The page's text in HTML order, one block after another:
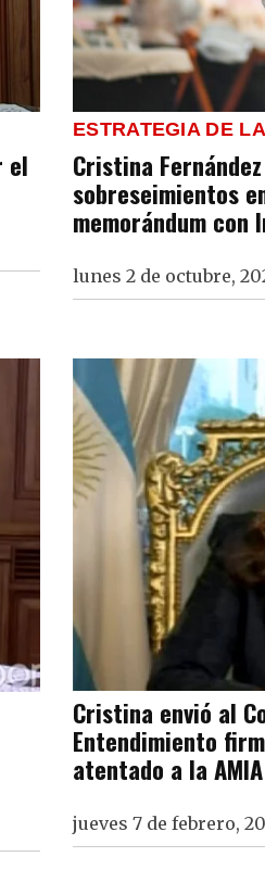
el
ESTRATEGIA DE
Cristina
sobreseimientos
memorándum con
lunes 2 de octubre,
Cristina envió al
Entendimiento
atentado a la AMIA
jueves 7 de febrero,